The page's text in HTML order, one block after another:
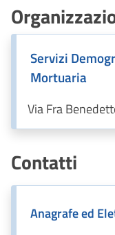
Servizi
Mortuaria
Via Fra
Contatti
Anagrafe ed